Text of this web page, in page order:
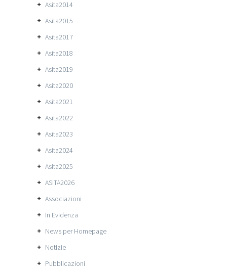
Asita2014
Asita2015
Asita2017
Asita2018
Asita2019
Asita2020
Asita2021
Asita2022
Asita2023
Asita2024
Asita2025
ASITA2026
Associazioni
In Evidenza
News per Homepage
Notizie
Pubblicazioni